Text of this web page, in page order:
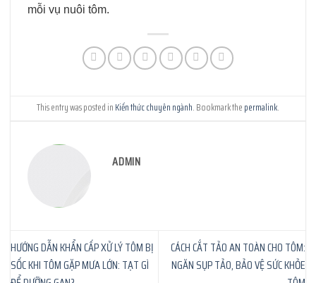
mỗi vụ nuôi tôm.
This entry was posted inKiến thức chuyên ngành. Bookmark thepermalink.
ADMIN
HƯỚNG DẪN KHẨN CẤP XỬ LÝ TÔM BỊ
SỐC KHI TÔM GẶP MƯA LỚN: TẠT GÌ
CÁCH CẮT TẢO AN TOÀN CHO TÔM:
NGĂN SỤP TẢO, BẢO VỆ SỨC KHỎE